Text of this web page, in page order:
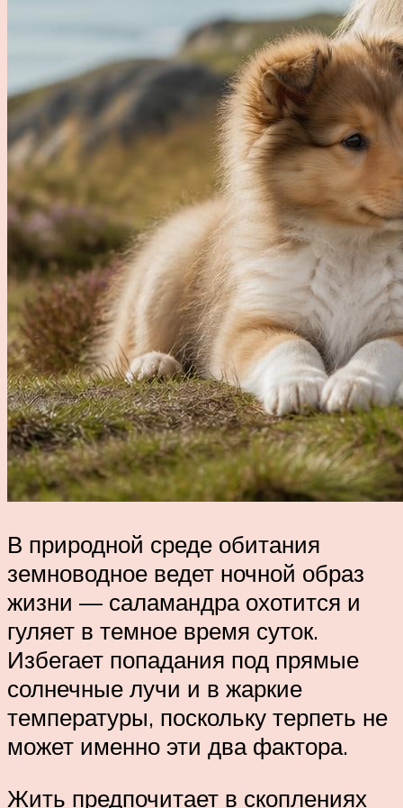
В природной среде обитания
земноводное ведет ночной образ
жизни — саламандра охотится и
гуляет в темное время суток.
Избегает попадания под прямые
солнечные лучи и в жаркие
температуры, поскольку терпеть не
может именно эти два фактора.
Жить предпочитает в скоплениях